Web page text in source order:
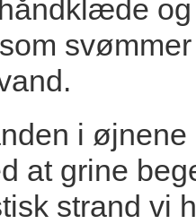
i øjnene
at grine
strand vi